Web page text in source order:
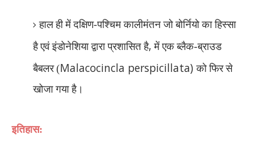
हाल ही में दक्षिण-पश्चिम कालीमंतन जो बोर्नियो का हिस्सा
है एवं इंडोनेशिया द्वारा प्रशासित है,में एक ब्लैक-ब्राउड
बैबलर (Malacocincla perspicillata)को फिर से
खोजा गया है।
इतिहास: